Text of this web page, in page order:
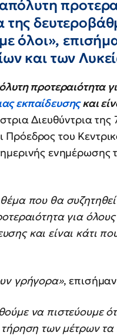
της
όλοι»,
και των
προτεραιότητα
εκπαίδευσηςκαι
Διευθύντρια
του
ενημέρωσης
θέμα που θα
για
και είναι κάτι
γρήγορα»,
να πιστεύουμε
τήρηση των μέτρων